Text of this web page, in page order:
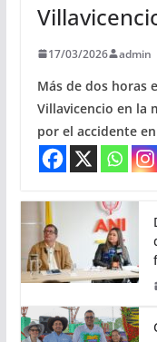
17/03/2026 admin
Más de dos horas
Villavicencio en la
por el accidente